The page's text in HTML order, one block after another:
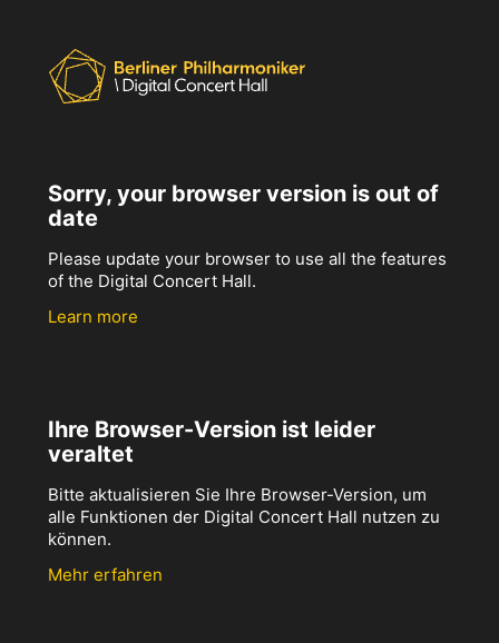
Sorry, your browser version is out of
date
Please update your browser to use all the features
of the Digital Concert Hall.
Learn more
Ihre Browser-Version ist leider
veraltet
Bitte aktualisieren Sie Ihre Browser-Version, um
alle Funktionen der Digital Concert Hall nutzen zu
können.
Mehr erfahren